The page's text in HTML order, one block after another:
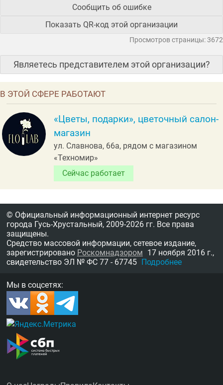
Сообщить об ошибке
Показать QR-код этой организации
Просмотров страницы: 3672
Являетесь представителем этой организации?
В ЭТОЙ СФЕРЕ РАБОТАЮТ
«Цветы, подарки», цветочный салон-
магазин
ул. Славнова, 66а, рядом с магазином
«Техномир»
Сейчас работает
© Официальный информационный интернет ресурс
города Гусь-Хрустальный, 2009-2026 гг. Все права
защищены.
Средство массовой информации, сетевое издание,
зарегистрировано Роскомнадзором 17 ноября 2016 г.,
свидетельство ЭЛ № ФС 77 - 67745 Подробнее
Мы в соцсетях: